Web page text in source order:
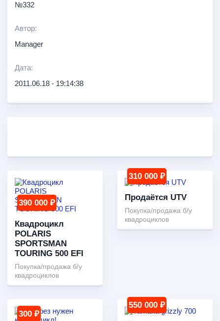
№332
Автор:
Manager
Дата:
2011.06.18 - 19:14:38
390 000 ₽
Квадроцикл
POLARIS
SPORTSMAN
TOURING 500 EFI
Покупка/продажа б/у
квадроциклов
310 000 ₽
Продаётся UTV
Покупка/продажа б/у
квадроциклов
300 ₽
550 000 ₽